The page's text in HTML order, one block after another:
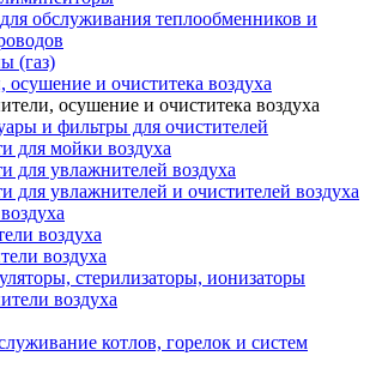
обслуживания теплообменников и
(газ)
осушение и очиститека воздуха
осушение и очиститека воздуха
и фильтры для очистителей
для мойки воздуха
для увлажнителей воздуха
для увлажнителей и очистителей воздуха
воздуха
воздуха
стерилизаторы, ионизаторы
воздуха
котлов, горелок и систем